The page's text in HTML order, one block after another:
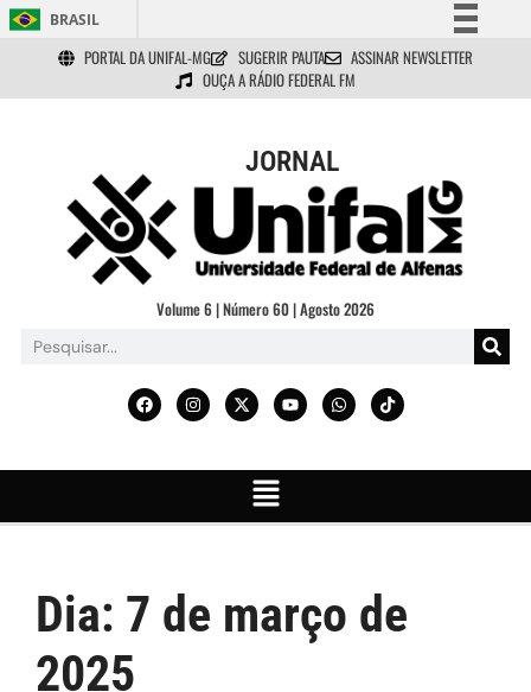
BRASIL
Simplifique!
Comunica BR
Acesso à informação
Legislação
Canais
PORTAL DA UNIFAL-MG SUGERIR PAUTA
ASSINAR NEWSLETTER
OUÇA A RÁDIO FEDERAL FM
JORNAL
Volume 6 | Número 60 | Agosto 2026
Dia: 7 de março de
2025